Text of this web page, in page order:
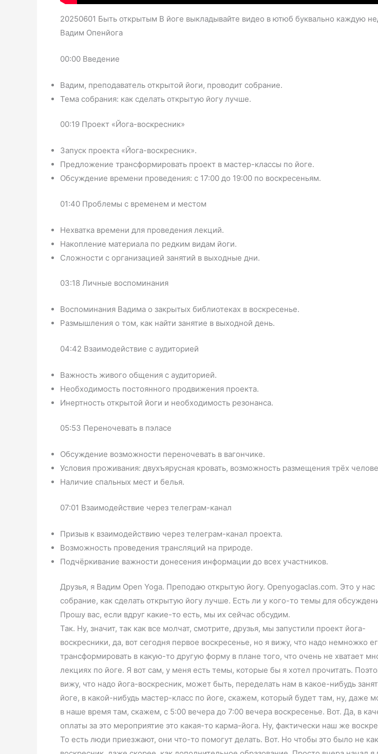
20250601 Быть открытым В йоге выкладывайте видео в ютюб буквально каждую
Вадим Опенйога
00:00 Введение
Вадим, преподаватель открытой йоги, проводит собрание.
Тема собрания: как сделать открытую йогу лучше.
00:19 Проект «Йога-воскресник»
Запуск проекта «Йога-воскресник».
Предложение трансформировать проект в мастер-классы по йоге.
Обсуждение времени проведения: с 17:00 до 19:00 по воскресеньям.
01:40 Проблемы с временем и местом
Нехватка времени для проведения лекций.
Накопление материала по редким видам йоги.
Сложности с организацией занятий в выходные дни.
03:18 Личные воспоминания
Воспоминания Вадима о закрытых библиотеках в воскресенье.
Размышления о том, как найти занятие в выходной день.
04:42 Взаимодействие с аудиторией
Важность живого общения с аудиторией.
Необходимость постоянного продвижения проекта.
Инертность открытой йоги и необходимость резонанса.
05:53 Переночевать в пэласе
Обсуждение возможности переночевать в вагончике.
Условия проживания: двухъярусная кровать, возможность размещения трёх
Наличие спальных мест и белья.
07:01 Взаимодействие через телеграм-канал
Призыв к взаимодействию через телеграм-канал проекта.
Возможность проведения трансляций на природе.
Подчёркивание важности донесения информации до всех участников.
Друзья, я Вадим Open Yoga. Преподаю открытую йогу. Openyogaclas.com. Это у нас
собрание, как сделать открытую йогу лучше. Есть ли у кого-то темы для
Прошу вас, если вдруг какие-то есть, мы их сейчас обсудим.
Так. Ну, значит, так как все молчат, смотрите, друзья, мы запустили проект йога-
воскресники, да, вот сегодня первое воскресенье, но я вижу, что надо немножко
трансформировать в какую-то другую форму в плане того, что очень не хватает
лекциях по йоге. Я вот сам, у меня есть темы, которые бы я хотел прочитать.
вижу, что надо йога-воскресник, может быть, переделать нам в какое-нибудь
йоге, в какой-нибудь мастер-класс по йоге, скажем, который будет там, ну, даже
в наше время там, скажем, с 5:00 вечера до 7:00 вечера воскресенье. Вот. Да, в
оплаты за это мероприятие это какая-то карма-йога. Ну, фактически наш же
То есть люди приезжают, они что-то помогут делать. Вот. Но чтобы это было не как